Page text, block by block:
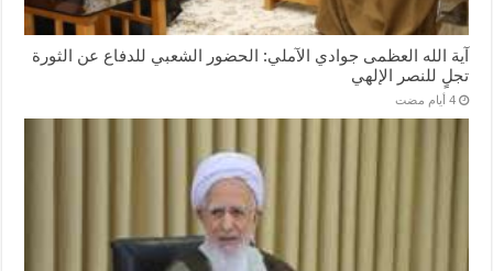
آية الله العظمى جوادي الآملي: الحضور الشعبي للدفاع عن الثورة
تجلٍ للنصر الإلهي
‏4 أيام مضت